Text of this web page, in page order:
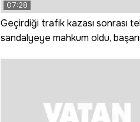
07:28
Geçirdiği trafik kazası sonrası
sandalyeye mahkum oldu,